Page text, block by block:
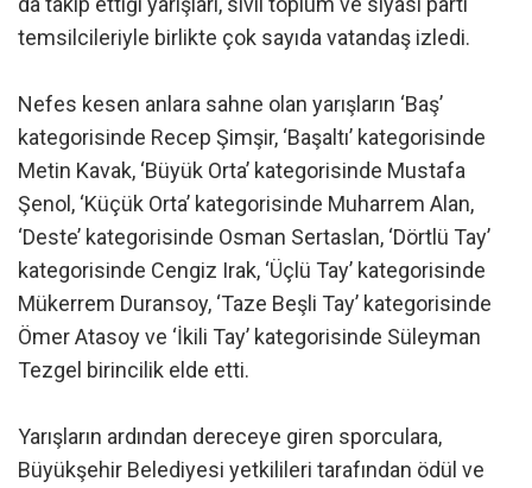
temsilcileriyle birlikte çok sayıda vatandaş izledi.
Nefes kesen anlara sahne olan yarışların ‘Baş’
kategorisinde Recep Şimşir, ‘Başaltı’ kategorisinde
Metin Kavak, ‘Büyük Orta’ kategorisinde Mustafa
Şenol, ‘Küçük Orta’ kategorisinde Muharrem Alan,
‘Deste’ kategorisinde Osman Sertaslan, ‘Dörtlü Tay’
kategorisinde Cengiz Irak, ‘Üçlü Tay’ kategorisinde
Mükerrem Duransoy, ‘Taze Beşli Tay’ kategorisinde
Ömer Atasoy ve ‘İkili Tay’ kategorisinde Süleyman
Tezgel birincilik elde etti.
Yarışların ardından dereceye giren sporculara,
Büyükşehir Belediyesi yetkilileri tarafından ödül ve